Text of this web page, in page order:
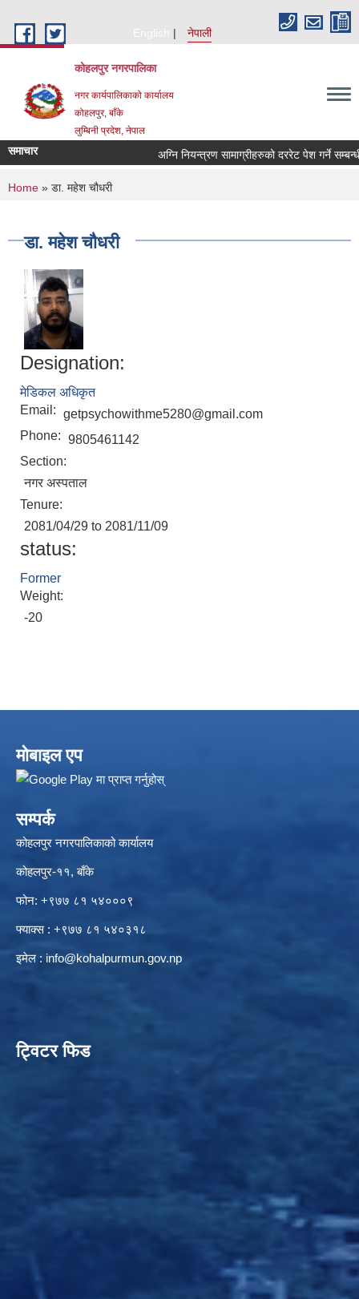
English
नेपाली
कोहलपुर नगरपालिका
नगर कार्यपालिकाको कार्यालय
कोहलपुर, बाँके
लुम्बिनी प्रदेश, नेपाल
समाचार
You are here
Home » डा. महेश चौधरी
डा. महेश चौधरी
Designation:
मेडिकल अधिकृत
Email: getpsychowithme5280@gmail.com
Phone: 9805461142
Section:
नगर अस्पताल
Tenure:
2081/04/29 to 2081/11/09
status:
Former
Weight:
-20
मोबाइल एप
सम्पर्क
कोहलपुर नगरपालिकाको कार्यालय
कोहलपुर-११, बाँके
फोन: +९७७ ८१ ५४०००९
फ्याक्स : +९७७ ८१ ५४०३१८
इमेल : info@kohalpurmun.gov.np
ट्विटर फिड